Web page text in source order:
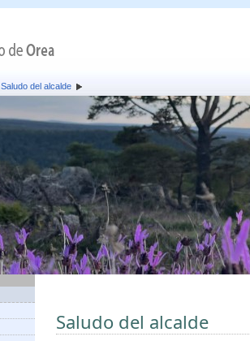
Saludo del alcalde
Saludo del alcalde